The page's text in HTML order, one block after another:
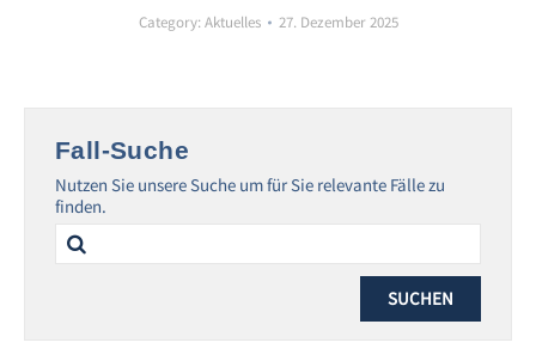
Category:Aktuelles 27. Dezember 2025
Fall-Suche
Nutzen Sie unsere Suche um für Sie relevante Fälle zu
finden.
Search
for: